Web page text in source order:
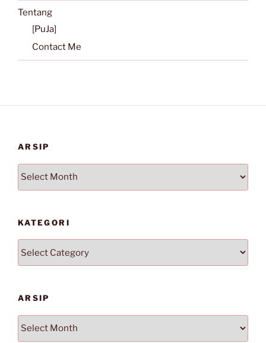
Tentang
[PuJa]
Contact Me
ARSIP
Arsip
KATEGORI
ARSIP
Arsip